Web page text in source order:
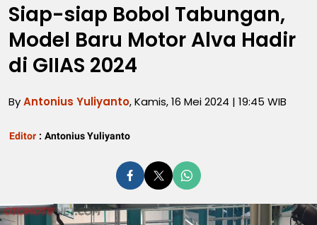
Siap-siap Bobol Tabungan,
Model Baru Motor Alva Hadir
di GIIAS 2024
ByAntonius Yuliyanto, Kamis, 16 Mei 2024 | 19:45 WIB
Editor : Antonius Yuliyanto